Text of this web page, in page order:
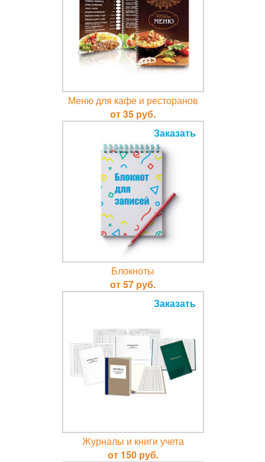
Меню для кафе и ресторанов
от 35 руб.
Блокноты
от 57 руб.
Заказать
Журналы и книги учета
от 150 руб.
Заказать